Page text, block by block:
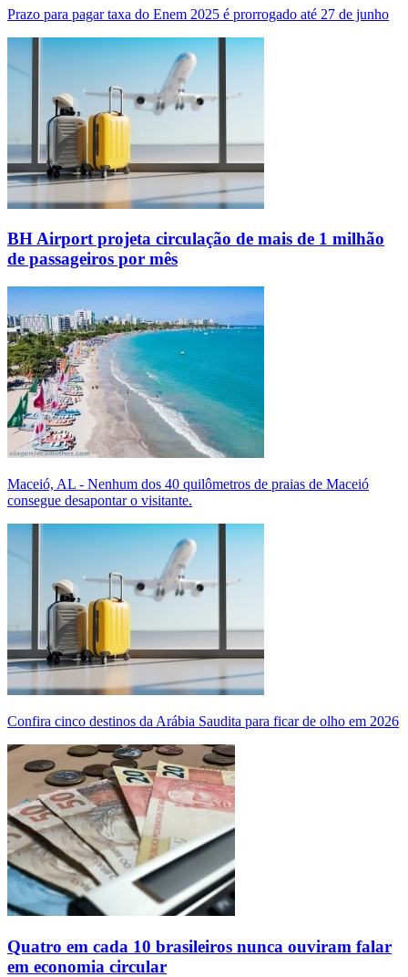
Prazo para pagar taxa do Enem 2025 é prorrogado até 27 de junho
BH Airport projeta circulação de mais de 1 milhão
de passageiros por mês
Maceió, AL - Nenhum dos 40 quilômetros de praias de Maceió
consegue desapontar o visitante.
Confira cinco destinos da Arábia Saudita para ficar de olho em 2026
Quatro em cada 10 brasileiros nunca ouviram falar
em economia circular